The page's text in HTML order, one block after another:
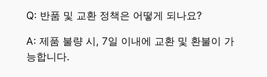
Q: 반품 및 교환 정책은 어떻게 되나요?
A: 제품 불량 시, 7일 이내에 교환 및 환불이 가
능합니다.